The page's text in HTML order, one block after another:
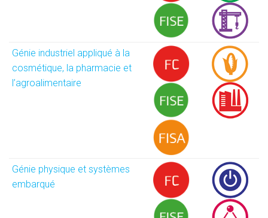
Génie industriel appliqué à la
cosmétique, la pharmacie et
l’agroalimentaire
Génie physique et systèmes
embarqué